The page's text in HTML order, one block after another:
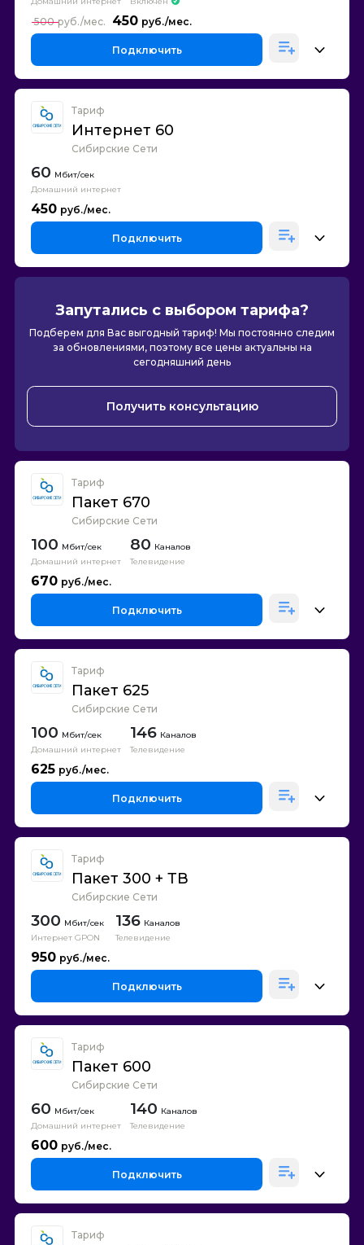
450
500
Подключить
Тариф
Интернет 60
Сибирские Сети
60
Домашний интернет
450
Подключить
Запутались с выбором тарифа?
Подберем для Вас выгодный тариф! Мы постоянно следим
за обновлениями, поэтому все цены актуальны на
сегодняшний день
Получить консультацию
Тариф
Пакет 670
Сибирские Сети
100
Домашний интернет
80 Каналов
Телевидение
670
Подключить
Тариф
Пакет 625
Сибирские Сети
100
Домашний интернет
146 Каналов
Телевидение
625
Подключить
Тариф
Пакет 300 + ТВ
Сибирские Сети
300
Интернет GPON
136 Каналов
Телевидение
950
Подключить
Тариф
Пакет 600
Сибирские Сети
60
Домашний интернет
140 Каналов
Телевидение
600
Подключить
Тариф